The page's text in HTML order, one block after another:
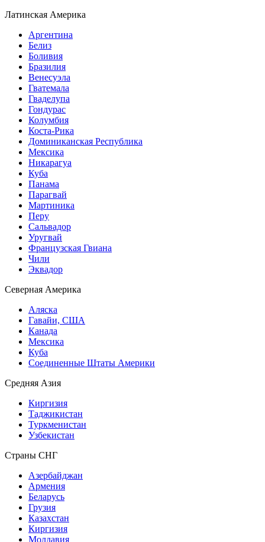
Латинская Америка
Аргентина
Белиз
Боливия
Бразилия
Венесуэла
Гватемала
Гваделупа
Гондурас
Колумбия
Коста-Рика
Доминиканская Республика
Мексика
Никарагуа
Куба
Панама
Парагвай
Мартиника
Перу
Сальвадор
Уругвай
Французская Гвиана
Чили
Эквадор
Северная Америка
Аляска
Гавайи, США
Канада
Мексика
Куба
Соединенные Штаты Америки
Средняя Азия
Киргизия
Таджикистан
Туркменистан
Узбекистан
Страны СНГ
Азербайджан
Армения
Беларусь
Грузия
Казахстан
Киргизия
Молдавия